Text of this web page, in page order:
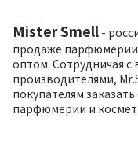
Mister Smell -
продаже парфюмерии
оптом. Сотрудничая
производителями,
покупателям
парфюмерии и